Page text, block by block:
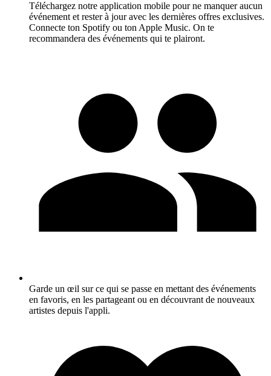
Téléchargez notre application mobile pour ne manquer aucun
événement et rester à jour avec les dernières offres exclusives.
Connecte ton Spotify ou ton Apple Music. On te
recommandera des événements qui te plairont.
Garde un œil sur ce qui se passe en mettant des événements
en favoris, en les partageant ou en découvrant de nouveaux
artistes depuis l'appli.